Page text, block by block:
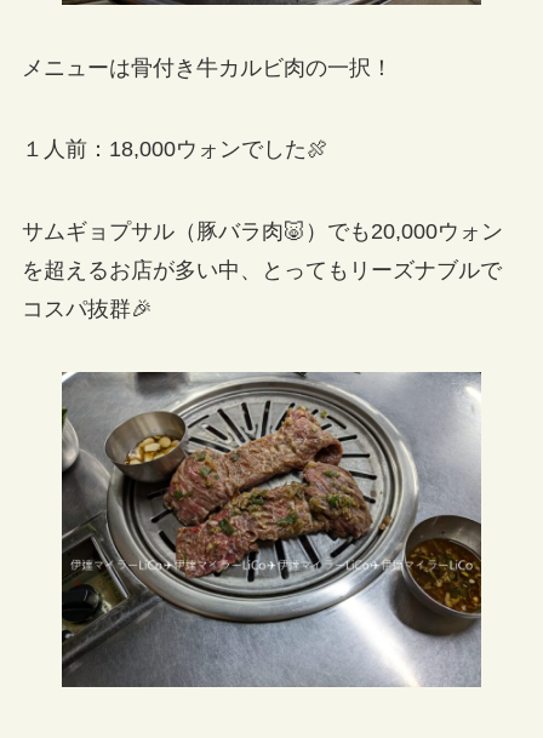
メニューは骨付き牛カルビ肉の一択！
１人前：18,000ウォンでした🍖
サムギョプサル（豚バラ肉🐷）でも20,000ウォン
を超えるお店が多い中、とってもリーズナブルで
コスパ抜群🎉